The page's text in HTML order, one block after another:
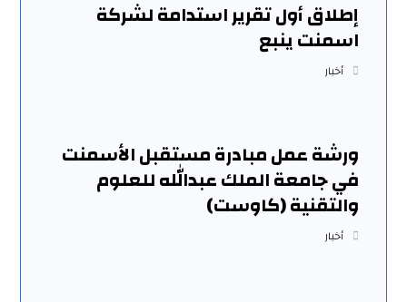
إطلاق أول تقرير استدامة لشركة
اسمنت ينبع
أخبار
ورشة عمل مبادرة مستقبل الأسمنت
في جامعة الملك عبدالله للعلوم
والتقنية (كاوست)
أخبار